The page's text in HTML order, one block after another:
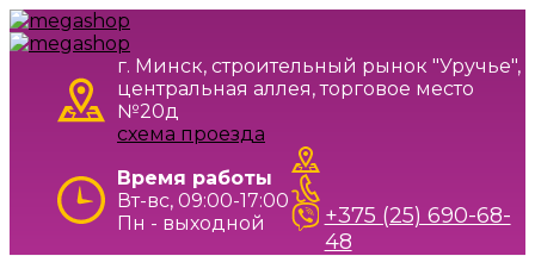
г. Минск, строительный рынок "Уручье",
центральная аллея, торговое место
№20д
схема проезда
Время работы
Вт-вс, 09:00-17:00
Пн - выходной
+375 (25) 690-68-
48